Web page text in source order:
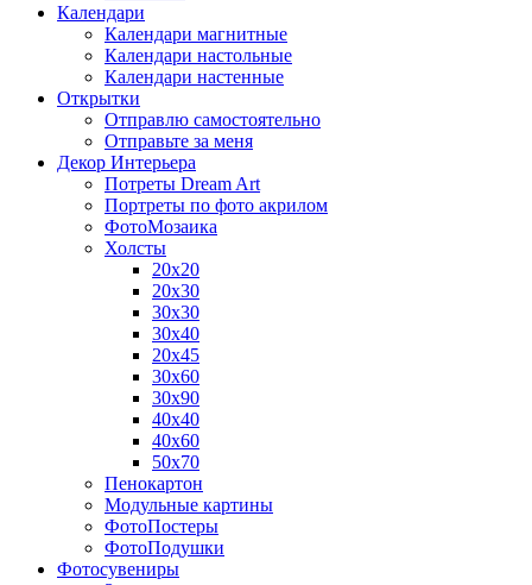
Календари
Календари магнитные
Календари настольные
Календари настенные
Открытки
Отправлю самостоятельно
Отправьте за меня
Декор Интерьера
Потреты Dream Art
Портреты по фото акрилом
ФотоМозаика
Холсты
20х20
20х30
30х30
30х40
20х45
30х60
30х90
40х40
40х60
50х70
Пенокартон
Модульные картины
ФотоПостеры
ФотоПодушки
Фотоcувениры